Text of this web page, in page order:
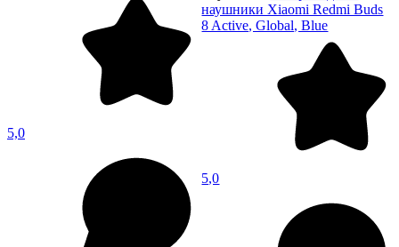
5,0
наушники Xiaomi Redmi Buds
8 Active, Global, Blue
5,0